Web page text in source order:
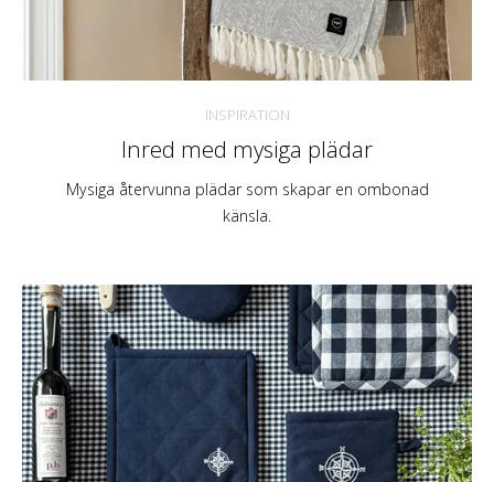
INSPIRATION
Inred med mysiga plädar
Mysiga återvunna plädar som skapar en ombonad
känsla.